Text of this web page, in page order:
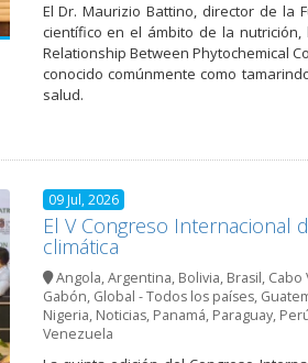
El Dr. Maurizio Battino, director de la
científico en el ámbito de la
Relationship Between Phytochemical
conocido comúnmente como
salud.
09 Jul, 2026
El V Congreso Internacional
climática
Angola,Argentina, Bolivia, Brasil, Cabo
Gabón, Global - Todos los países,
Nigeria, Noticias, Panamá, Paraguay,
Venezuela